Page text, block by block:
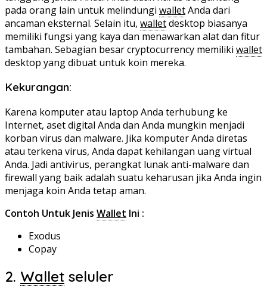
pada orang lain untuk melindungi walletAnda dari
ancaman eksternal. Selain itu, walletdesktop biasanya
memiliki fungsi yang kaya dan menawarkan alat dan fitur
tambahan. Sebagian besar cryptocurrency memiliki wallet
desktop yang dibuat untuk koin mereka.
Kekurangan:
Karena komputer atau laptop Anda terhubung ke
Internet, aset digital Anda dan Anda mungkin menjadi
korban virus dan malware. Jika komputer Anda diretas
atau terkena virus, Anda dapat kehilangan uang virtual
Anda. Jadi antivirus, perangkat lunak anti-malware dan
firewall yang baik adalah suatu keharusan jika Anda ingin
menjaga koin Anda tetap aman.
Contoh Untuk Jenis Wallet Ini :
Exodus
Copay
2. Wallet seluler